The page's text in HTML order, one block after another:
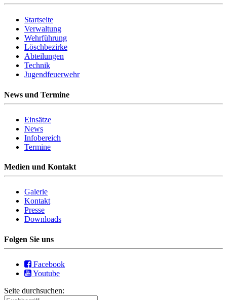
Startseite
Verwaltung
Wehrführung
Löschbezirke
Abteilungen
Technik
Jugendfeuerwehr
News und Termine
Einsätze
News
Infobereich
Termine
Medien und Kontakt
Galerie
Kontakt
Presse
Downloads
Folgen Sie uns
Facebook
Youtube
Seite durchsuchen: